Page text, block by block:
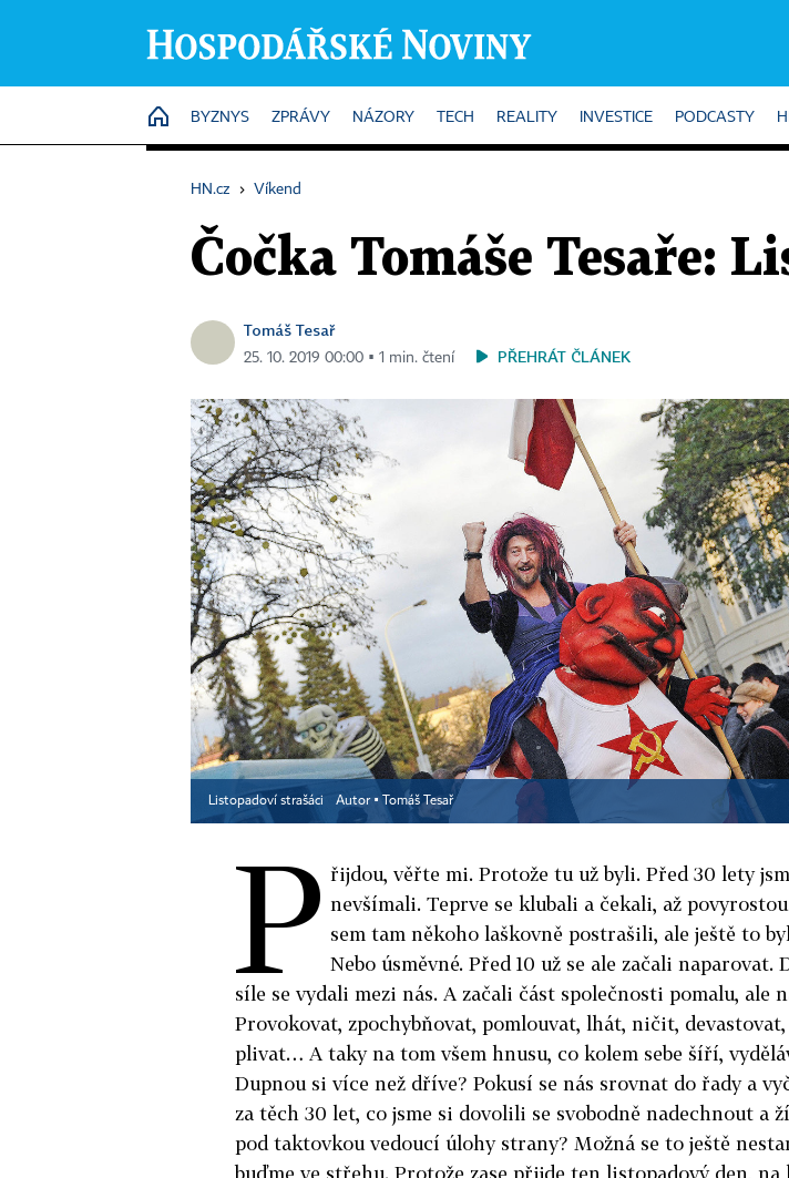
HOME
BYZNYS ZPRÁVY NÁZORY TECH REALITY INVESTICE PODCASTY
HN.cz › Víkend
Čočka Tomáše Tesaře:
Tomáš Tesař
25. 10. 2019 00:00 ▪ 1 min. čtení PŘEHRÁT ČLÁNEK
Listopadoví strašáci Autor ▪ Tomáš Tesař
P řijdou, věřte mi. Protože tu už byli. Před 30 lety
nevšímali. Teprve se klubali a čekali, až
sem tam někoho laškovně postrašili, ale ještě to
Nebo úsměvné. Před 10 už se ale začali naparovat.
síle se vydali mezi nás. A začali část společnosti pomalu, ale
Provokovat, zpochybňovat, pomlouvat, lhát, ničit,
plivat… A taky na tom všem hnusu, co kolem sebe šíří,
Dupnou si více než dříve? Pokusí se nás srovnat do řady a
za těch 30 let, co jsme si dovolili se svobodně nadechnout a
pod taktovkou vedoucí úlohy strany? Možná se to ještě
buďme ve střehu. Protože zase přijde ten listopadový den, na